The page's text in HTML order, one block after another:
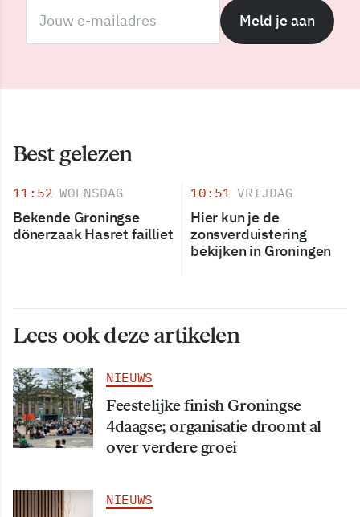
Meld je aan
Best gelezen
11:52 WOENSDAG
Bekende Groningse
dönerzaak Hasret failliet
10:51 VRIJDAG
Hier kun je de
zonsverduistering
bekijken in Groningen
Lees ook deze artikelen
NIEUWS
Feestelijke finish Groningse
4daagse; organisatie droomt al
over verdere groei
NIEUWS